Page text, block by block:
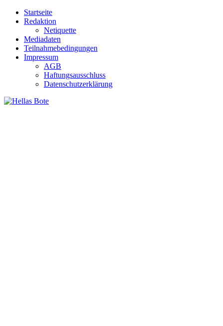
Zum
Inhalt
Startseite
Redaktion
Netiquette
Mediadaten
Teilnahmebedingungen
Impressum
AGB
Haftungsausschluss
Datenschutzerklärung